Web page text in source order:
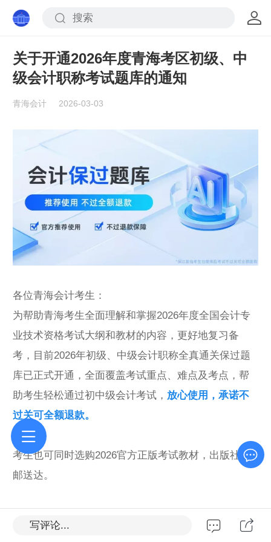
关于开通2026年度青海考区初级、中
级会计职称考试题库的通知
青海会计 2026-03-03
各位青海会计考生：
为帮助青海考生全面理解和掌握2026年度全国会计专
业技术资格考试大纲和教材的内容，更好地复习备
考，目前2026年初级、中级会计职称全真通关保过题
库已正式开通，全面覆盖考试重点、难点及考点，帮
助考生轻松通过初中级会计考试， 放心使用，承诺不
过关可全额退款。
考生也可同时选购2026官方正版考试教材，出版社包
邮送达。
考生点击下方链接即可在线购买，快速开通。
写评论...